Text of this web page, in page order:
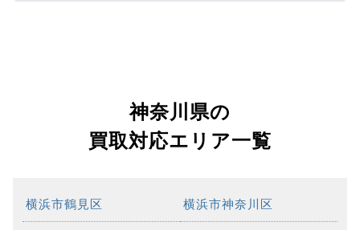
神奈川県の
買取対応エリア一覧
横浜市鶴見区 横浜市神奈川区